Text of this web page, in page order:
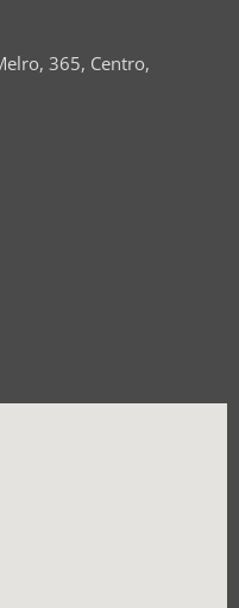
365, Centro,